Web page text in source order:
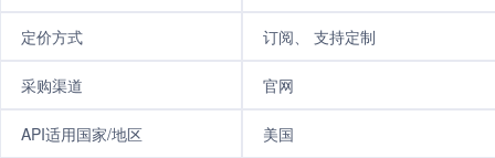
定价方式 订阅、 支持定制
采购渠道 官网
API适用国家/地区 美国